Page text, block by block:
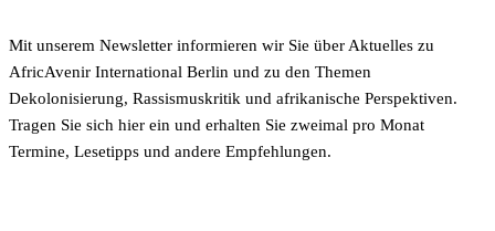
Mit unserem Newsletter informieren wir Sie über Aktuelles zu
AfricAvenir International Berlin und zu den Themen
Dekolonisierung, Rassismuskritik und afrikanische Perspektiven.
Tragen Sie sich hier ein und erhalten Sie zweimal pro Monat
Termine, Lesetipps und andere Empfehlungen.